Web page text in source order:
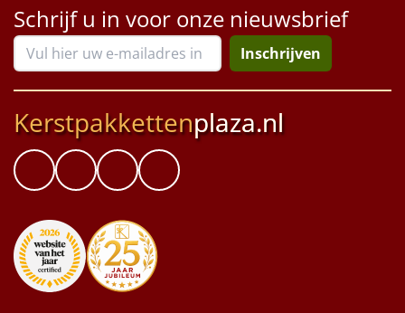
Alle artikelen
Overige
Ideeën
Personeel
Sinterklaaspakketten
Particulier
Schrijf u in voor onze nieuwsbrief
Inschrijven
Kerstpakkettenplaza.nl